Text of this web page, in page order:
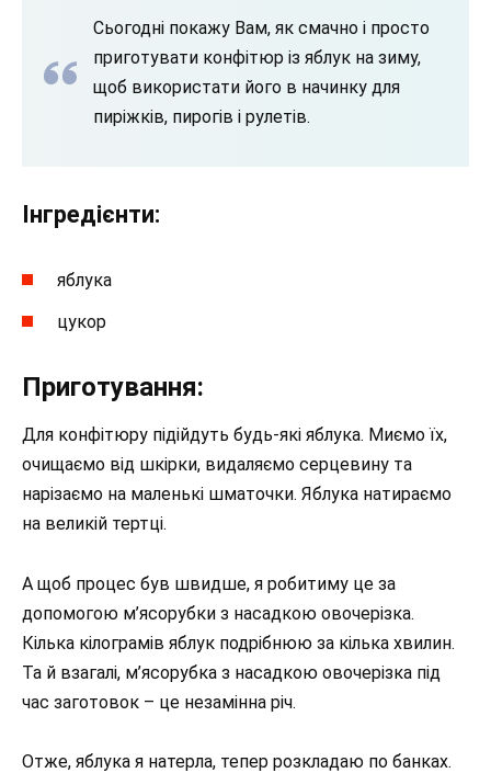
Сьогодні покажу Вам, як смачно і просто
приготувати конфітюр із яблук на зиму,
щоб використати його в начинку для
пиріжків, пирогів і рулетів.
Інгредієнти:
яблука
цукор
Приготування:
Для конфітюру підійдуть будь-які яблука. Миємо їх,
очищаємо від шкірки, видаляємо серцевину та
нарізаємо на маленькі шматочки. Яблука натираємо
на великій тертці.
А щоб процес був швидше, я робитиму це за
допомогою м’ясорубки з насадкою овочерізка.
Кілька кілограмів яблук подрібнюю за кілька хвилин.
Та й взагалі, м’ясорубка з насадкою овочерізка під
час заготовок – це незамінна річ.
Отже, яблука я натерла, тепер розкладаю по банках.